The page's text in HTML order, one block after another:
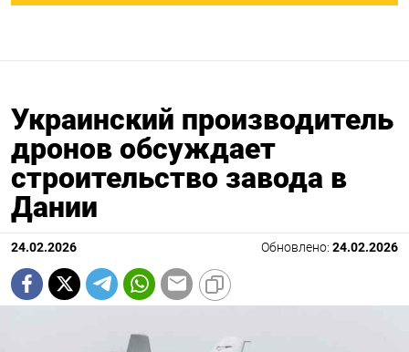
Украинский производитель
дронов обсуждает
строительство завода в
Дании
24.02.2026 Обновлено: 24.02.2026